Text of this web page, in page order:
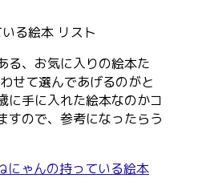
る絵本 リスト
る、お気に入りの絵本た
せて選んであげるのがと
に手に入れた絵本なのかコ
すので、参考になったらう
にゃんの持っている絵本